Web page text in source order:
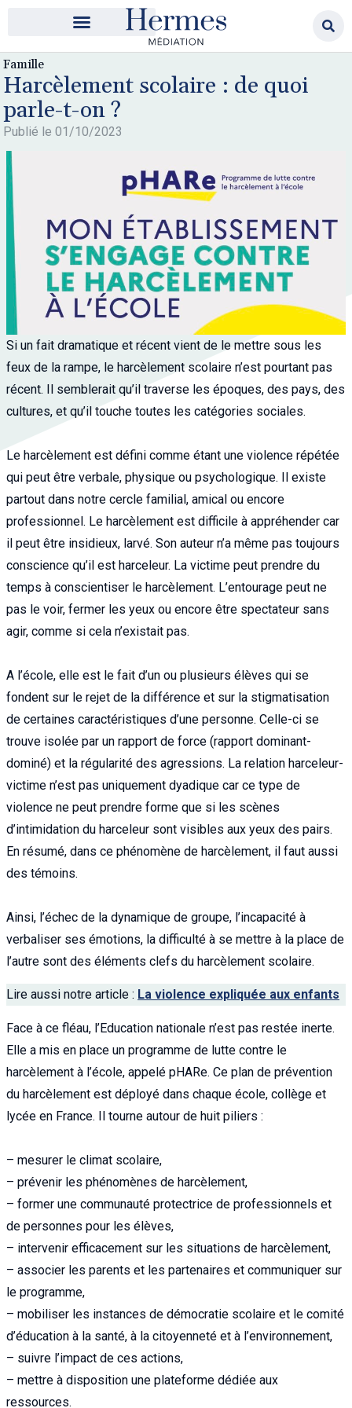
Famille
Harcèlement scolaire : de quoi
parle-t-on ?
Publié le 01/10/2023
Si un fait dramatique et récent vient de le mettre sous les
feux de la rampe, le harcèlement scolaire n’est pourtant pas
récent. Il semblerait qu’il traverse les époques, des pays, des
cultures, et qu’il touche toutes les catégories sociales.
Le harcèlement est défini comme étant une violence répétée
qui peut être verbale, physique ou psychologique. Il existe
partout dans notre cercle familial, amical ou encore
professionnel. Le harcèlement est difficile à appréhender car
il peut être insidieux, larvé. Son auteur n’a même pas toujours
conscience qu’il est harceleur. La victime peut prendre du
temps à conscientiser le harcèlement. L’entourage peut ne
pas le voir, fermer les yeux ou encore être spectateur sans
agir, comme si cela n’existait pas.
A l’école, elle est le fait d’un ou plusieurs élèves qui se
fondent sur le rejet de la différence et sur la stigmatisation
de certaines caractéristiques d’une personne. Celle-ci se
trouve isolée par un rapport de force (rapport dominant-
dominé) et la régularité des agressions. La relation harceleur-
victime n’est pas uniquement dyadique car ce type de
violence ne peut prendre forme que si les scènes
d’intimidation du harceleur sont visibles aux yeux des pairs.
En résumé, dans ce phénomène de harcèlement, il faut aussi
des témoins.
Ainsi, l’échec de la dynamique de groupe, l’incapacité à
verbaliser ses émotions, la difficulté à se mettre à la place de
l’autre sont des éléments clefs du harcèlement scolaire.
Lire aussi notre article : La violence expliquée aux enfants
Face à ce fléau, l’Education nationale n’est pas restée inerte.
Elle a mis en place un programme de lutte contre le
harcèlement à l’école, appelé pHARe. Ce plan de prévention
du harcèlement est déployé dans chaque école, collège et
lycée en France. Il tourne autour de huit piliers :
– mesurer le climat scolaire,
– prévenir les phénomènes de harcèlement,
– former une communauté protectrice de professionnels et
de personnes pour les élèves,
– intervenir efficacement sur les situations de harcèlement,
– associer les parents et les partenaires et communiquer sur
le programme,
– mobiliser les instances de démocratie scolaire et le comité
d’éducation à la santé, à la citoyenneté et à l’environnement,
– suivre l’impact de ces actions,
– mettre à disposition une plateforme dédiée aux
ressources.